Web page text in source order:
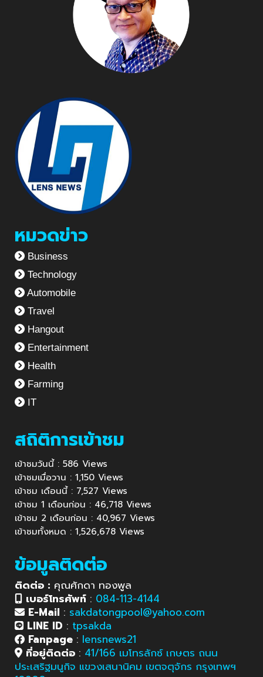
หมวดข่าว
Business
Technology
Automobile
Travel
Hangout
Entertainment
Health
Farming
IT
สถิติการเข้าชม
เข้าชมวันนี้ : 586 Views
เข้าชมเมื่อวาน : 1,150 Views
เข้าชม เดือนนี้ : 7,527 Views
เข้าชม 1 เดือนก่อน : 46,718 Views
เข้าชม 2 เดือนก่อน : 40,967 Views
เข้าชมทั้งหมด : 1,526,678 Views
ข้อมูลติดต่อ
ติดต่อ : คุณศักดา ทองพูล
เบอร์โทรศัพท์ : 084-113-4144
E-Mail : sakdatongpool@yahoo.com
LINE ID : tpsakda
Fanpage : lensnews21
ที่อยู่ติดต่อ : 41/166 เมโทรลักซ์ เกษตร ถนน
ประเสริฐมนูกิจ แขวงเสนานิคม เขตจตุจักร กรุงเทพฯ